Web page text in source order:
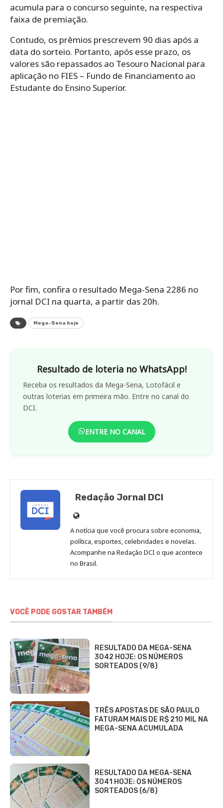
acumula para o concurso seguinte, na respectiva
faixa de premiação.
Contudo, os prêmios prescrevem 90 dias após a
data do sorteio. Portanto, após esse prazo, os
valores são repassados ao Tesouro Nacional para
aplicação no FIES – Fundo de Financiamento ao
Estudante do Ensino Superior.
Por fim, confira o resultado Mega-Sena 2286 no
jornal DCI na quarta, a partir das 20h.
Mega-Sena hoje
Resultado de loteria no WhatsApp!
Receba os resultados da Mega-Sena, Lotofácil e
outras loterias em primeira mão. Entre no canal do
DCI.
ENTRE NO CANAL
Redação Jornal DCI
Site
de
Redação
Jornal
DCI
A notícia que você procura sobre economia,
política, esportes, celebridades e novelas.
Acompanhe na Redação DCI o que acontece
no Brasil.
VOCÊ PODE GOSTAR TAMBÉM
RESULTADO DA MEGA-SENA
3042 HOJE: OS NÚMEROS
SORTEADOS (9/8)
TRÊS APOSTAS DE SÃO PAULO
FATURAM MAIS DE R$ 210 MIL NA
MEGA-SENA ACUMULADA
RESULTADO DA MEGA-SENA
3041 HOJE: OS NÚMEROS
SORTEADOS (6/8)